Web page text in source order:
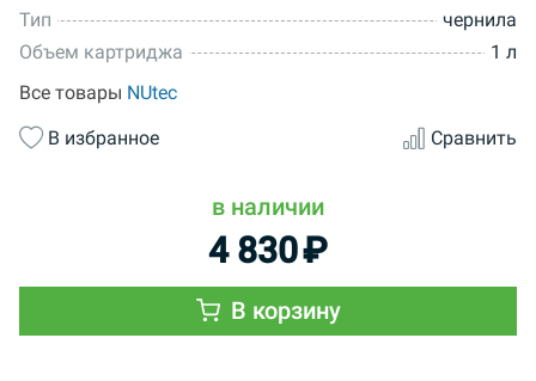
Тип
чернила
Объем картриджа
1 л
Все товары NUtec
В избранное
Сравнить
в наличии
4 830₽
В корзину